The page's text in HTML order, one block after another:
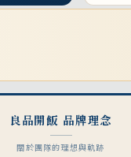
良品開飯 品牌理念
關於團隊的理想與軌跡